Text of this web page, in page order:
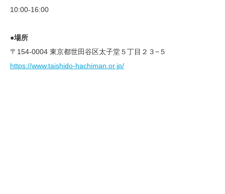
10:00-16:00
●場所
〒154-0004 東京都世田谷区太子堂５丁目２３−５
https://www.taishido-hachiman.or.jp/